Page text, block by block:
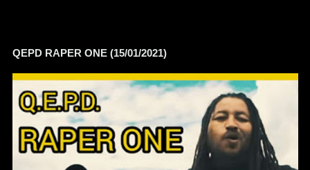
QEPD RAPER ONE (15/01/2021)